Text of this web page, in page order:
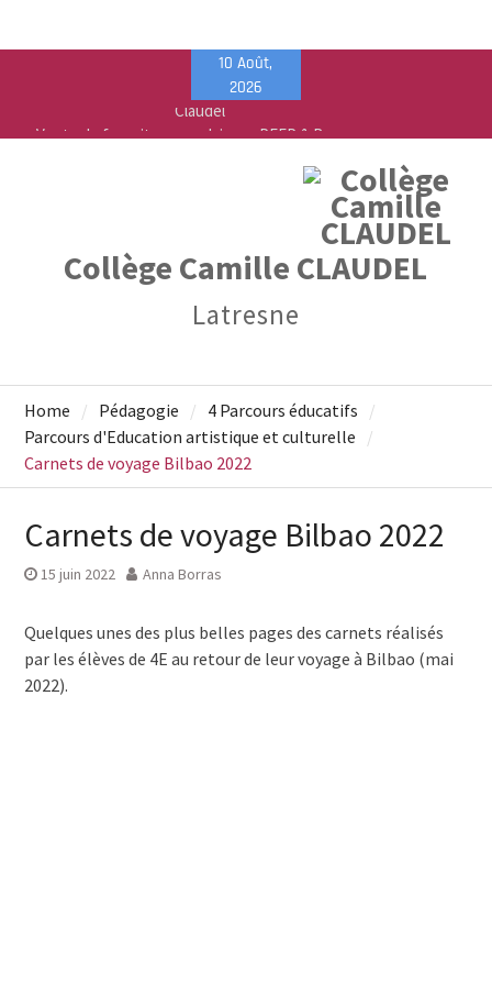
10 Août,
2026
Vente de fournitures scolaires – PEEP & Bureau
Vallée
Calendrier de rentrée pour les élèves – Année
Liste des fournitures 2026-2027 – Collège Camille
Collège Camille CLAUDEL
Latresne
Home Pédagogie
4 Parcours éducatifs
Parcours d'Education artistique et culturelle
Carnets de voyage Bilbao 2022
Carnets de voyage Bilbao 2022
15 juin 2022 Anna Borras
Quelques unes des plus belles pages des carnets réalisés
par les élèves de 4E au retour de leur voyage à Bilbao (mai
2022).